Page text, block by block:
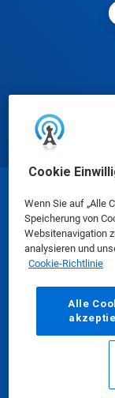
Cookie
Wenn Sie auf „Alle
Speicherung von
Websitenavigation
analysieren und
Cookie-Richtlinie
Alle